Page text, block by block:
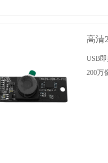
USB
200万